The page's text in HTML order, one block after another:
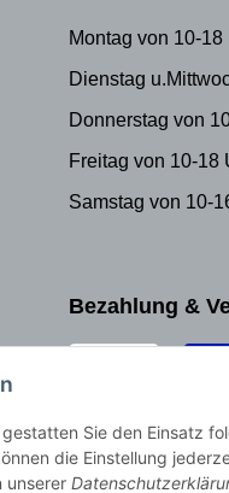
Montag von 10-
Dienstag
Donnerstag von
Freitag von 10-18
Samstag von 10-
Bezahlung &
3512465
Sie den Einsatz
die Einstellung
unserer